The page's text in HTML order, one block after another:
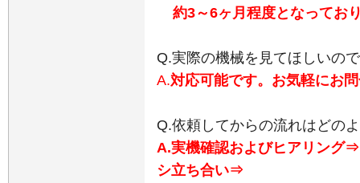
約3～6ヶ月程度となってお
Q.実際の機械を見てほしいの
A.対応可能です。お気軽にお
Q.依頼してからの流れはどの
A.実機確認およびヒアリン
シ立ち合い⇒